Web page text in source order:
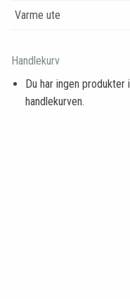
Varme ute
Handlekurv
Du har ingen produkter i
handlekurven.